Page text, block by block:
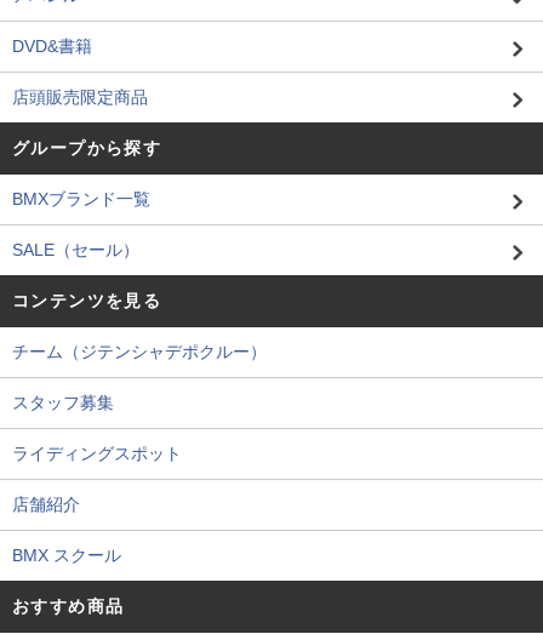
DVD&書籍
店頭販売限定商品
グループから探す
BMXブランド一覧
SALE（セール）
コンテンツを見る
チーム（ジテンシャデポクルー）
スタッフ募集
ライディングスポット
店舗紹介
BMX スクール
おすすめ商品